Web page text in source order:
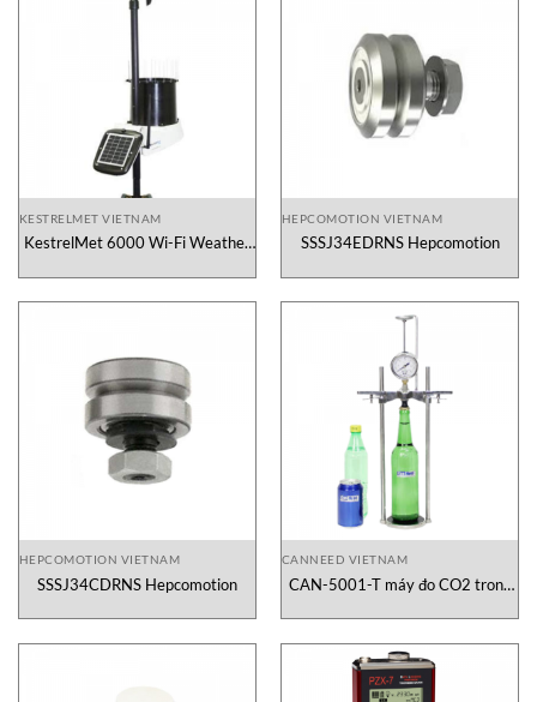
KESTRELMET VIETNAM
KestrelMet 6000 Wi-Fi Weather
HEPCOMOTION VIETNAM
SSSJ34EDRNS Hepcomotion
HEPCOMOTION VIETNAM
SSSJ34CDRNS Hepcomotion
CANNEED VIETNAM
CAN-5001-T máy đo CO2 trong